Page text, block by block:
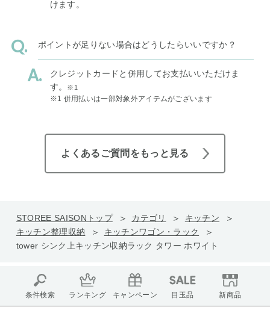
けます。
ポイントが足りない場合はどうしたらいいですか？
クレジットカードと併用してお支払いいただけま
す。
※1
※1 併用払いは一部対象外アイテムがございます
よくあるご質問をもっと見る
STOREE SAISONトップ カテゴリ
キッチン
キッチン整理収納
キッチンワゴン・ラック
tower シンク上キッチン収納ラック タワー ホワイト
条件検索 ランキング キャンペーン 目玉品 新商品